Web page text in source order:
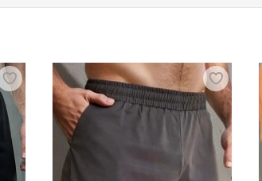
элементом является кимоно,
штаны, которые
на выбор
занимаются джиу-джитсу, мы